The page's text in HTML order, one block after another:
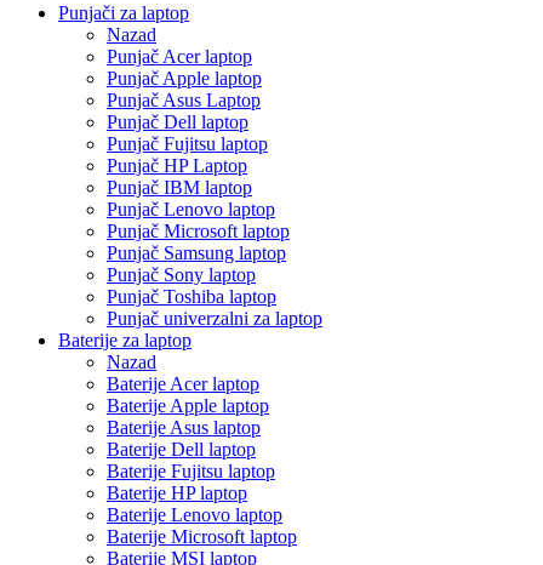
Punjači za laptop
Nazad
Punjač Acer laptop
Punjač Apple laptop
Punjač Asus Laptop
Punjač Dell laptop
Punjač Fujitsu laptop
Punjač HP Laptop
Punjač IBM laptop
Punjač Lenovo laptop
Punjač Microsoft laptop
Punjač Samsung laptop
Punjač Sony laptop
Punjač Toshiba laptop
Punjač univerzalni za laptop
Baterije za laptop
Nazad
Baterije Acer laptop
Baterije Apple laptop
Baterije Asus laptop
Baterije Dell laptop
Baterije Fujitsu laptop
Baterije HP laptop
Baterije Lenovo laptop
Baterije Microsoft laptop
Baterije MSI laptop